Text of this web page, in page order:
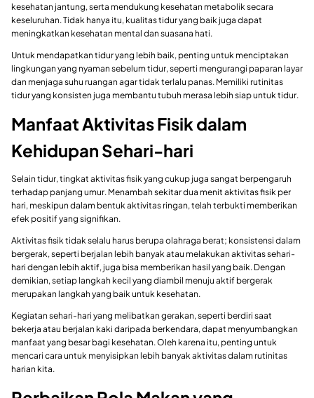
kesehatan jantung, serta mendukung kesehatan metabolik secara
keseluruhan. Tidak hanya itu, kualitas tidur yang baik juga dapat
meningkatkan kesehatan mental dan suasana hati.
Untuk mendapatkan tidur yang lebih baik, penting untuk menciptakan
lingkungan yang nyaman sebelum tidur, seperti mengurangi paparan layar
dan menjaga suhu ruangan agar tidak terlalu panas. Memiliki rutinitas
tidur yang konsisten juga membantu tubuh merasa lebih siap untuk tidur.
Manfaat Aktivitas Fisik dalam
Kehidupan Sehari-hari
Selain tidur, tingkat aktivitas fisik yang cukup juga sangat berpengaruh
terhadap panjang umur. Menambah sekitar dua menit aktivitas fisik per
hari, meskipun dalam bentuk aktivitas ringan, telah terbukti memberikan
efek positif yang signifikan.
Aktivitas fisik tidak selalu harus berupa olahraga berat; konsistensi dalam
bergerak, seperti berjalan lebih banyak atau melakukan aktivitas sehari-
hari dengan lebih aktif, juga bisa memberikan hasil yang baik. Dengan
demikian, setiap langkah kecil yang diambil menuju aktif bergerak
merupakan langkah yang baik untuk kesehatan.
Kegiatan sehari-hari yang melibatkan gerakan, seperti berdiri saat
bekerja atau berjalan kaki daripada berkendara, dapat menyumbangkan
manfaat yang besar bagi kesehatan. Oleh karena itu, penting untuk
mencari cara untuk menyisipkan lebih banyak aktivitas dalam rutinitas
harian kita.